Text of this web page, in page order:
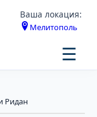
Ваша локация:
Мелитополь
☰
Ридан